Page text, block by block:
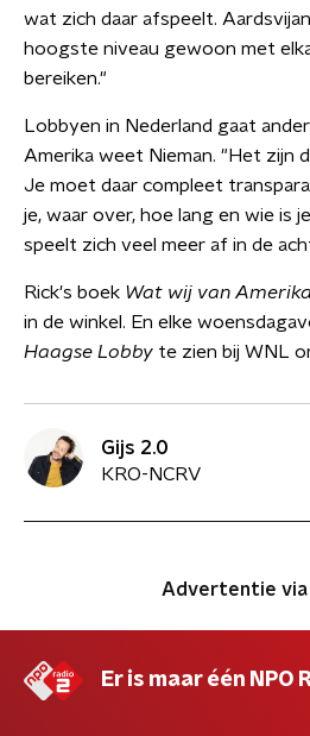
wat zich daar afspeelt.
hoogste niveau gewoon met
bereiken."
Lobbyen in Nederland gaat
Amerika weet Nieman. "Het zijn
Je moet daar compleet
je, waar over, hoe lang en wie is
speelt zich veel meer af in de
Rick's boek Wat wij van
in de winkel. En elke
Haagse Lobby te zien bij WNL
Gijs 2.0
KRO-NCRV
Advertentie via
Er is maar één NPO